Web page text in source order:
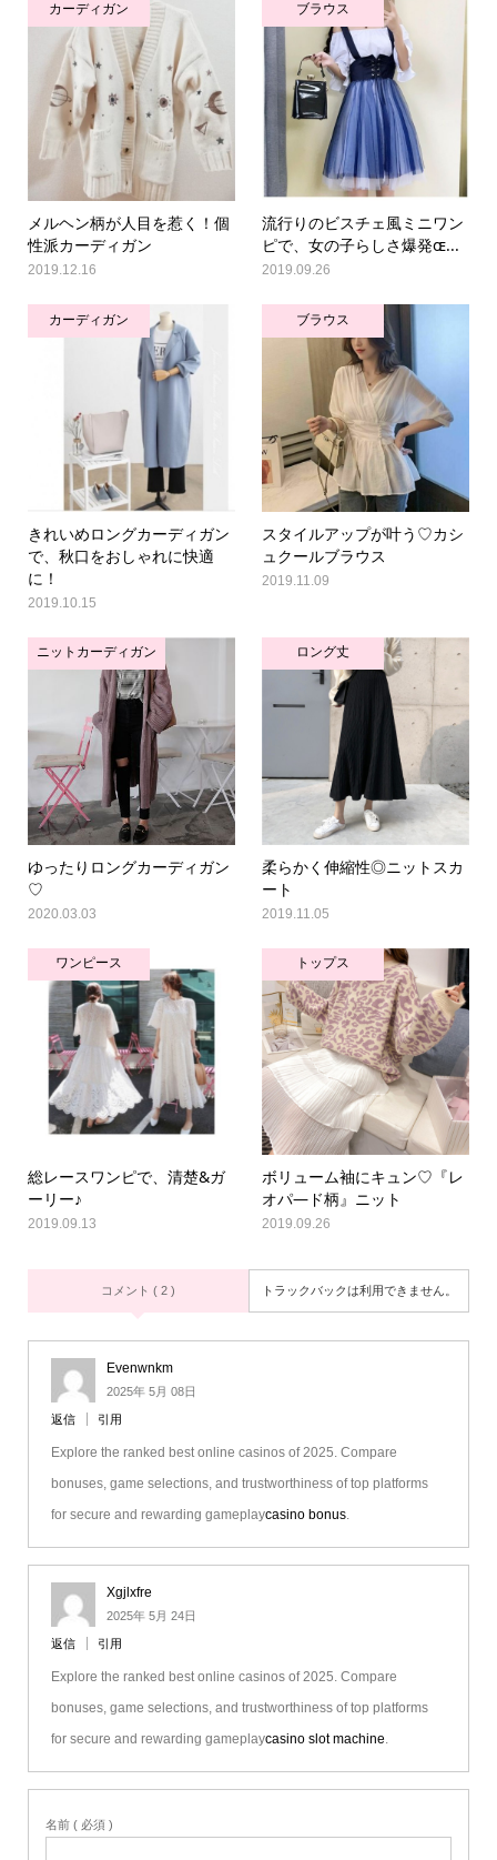
カーディガン
メルヘン柄が人目を惹く！個
性派カーディガン
2019.12.16
ブラウス
流行りのビスチェ風ミニワン
ピで、女の子らしさ爆発ɶ...
2019.09.26
カーディガン
きれいめロングカーディガン
で、秋口をおしゃれに快適
に！
2019.10.15
ブラウス
スタイルアップが叶う♡カシ
ュクールブラウス
2019.11.09
ニットカーディガン
ゆったりロングカーディガン
♡
2020.03.03
ロング丈
柔らかく伸縮性◎ニットスカ
ート
2019.11.05
ワンピース
総レースワンピで、清楚&ガ
ーリー♪
2019.09.13
トップス
ボリューム袖にキュン♡『レ
オパ―ド柄』ニット
2019.09.26
コメント ( 2 ) トラックバックは利用できません。
Evenwnkm
2025年 5月 08日
返信 引用
Explore the ranked best online casinos of 2025. Compare
bonuses, game selections, and trustworthiness of top platforms
for secure and rewarding gameplaycasino bonus.
Xgjlxfre
2025年 5月 24日
返信 引用
Explore the ranked best online casinos of 2025. Compare
bonuses, game selections, and trustworthiness of top platforms
for secure and rewarding gameplaycasino slot machine.
名前 ( 必須 )